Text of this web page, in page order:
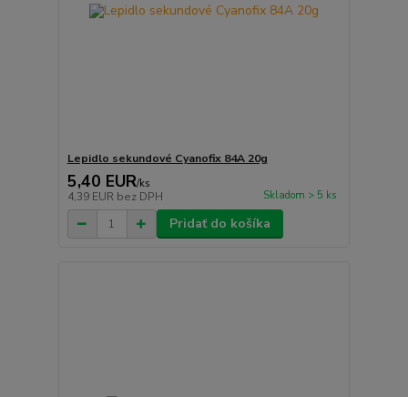
Lepidlo sekundové Cyanofix 84A 20g
5,40 EUR/ks
4,39 EUR bez DPH Skladom > 5 ks
Pridať do košíka